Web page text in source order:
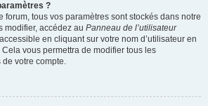
?
forum, tous vos paramètres sont stockés dans notre
modifier, accédez au Panneau de l’utilisateur
en cliquant sur votre nom d’utilisateur en
vous permettra de modifier tous les
votre compte.